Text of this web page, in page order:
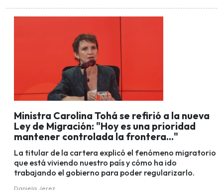
Ministra Carolina Tohá se refirió a la nueva
Ley de Migración: "Hoy es una prioridad
mantener controlada la frontera..."
La titular de la cartera explicó el fenómeno migratorio
que está viviendo nuestro país y cómo ha ido
trabajando el gobierno para poder regularizarlo.
Daniela Jerez